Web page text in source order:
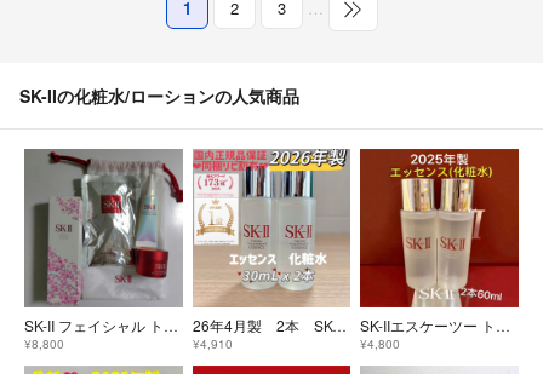
1 2 3 …
SK-IIの化粧水/ローションの人気商品
SK-II フェイシャル トリートメント エッセンス 75ml 他3点
¥8,800
26年4月製 2本 SK-II フェイシャルトリートメントエッセンス化粧水
¥4,910
SK-IIエスケーツー トリートメント エッセンス化粧水 30ml×2本25年製
¥4,800